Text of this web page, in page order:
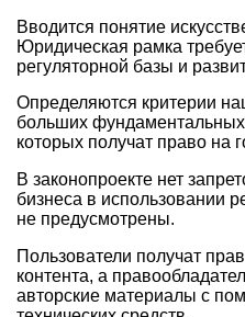
Вводится понятие
Юридическая рамка
регуляторной базы и
Определяются критерии
больших
которых получат право на
В законопроекте нет
бизнеса в использовании
не предусмотрены.
Пользователи получат
контента, а
авторские материалы с